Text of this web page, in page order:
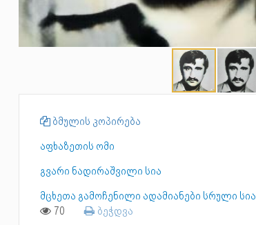
ბმულის კოპირება
აფხაზეთის ომი
გვარი ნადირაშვილი სია
მცხეთა გამოჩენილი ადამიანები სრული სია
70 ბეჭდვა